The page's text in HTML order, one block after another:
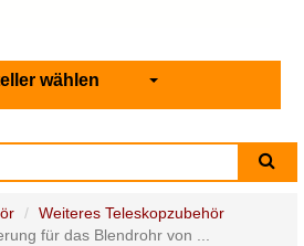
wählen
Weiteres Teleskopzubehör
für das Blendrohr von ...